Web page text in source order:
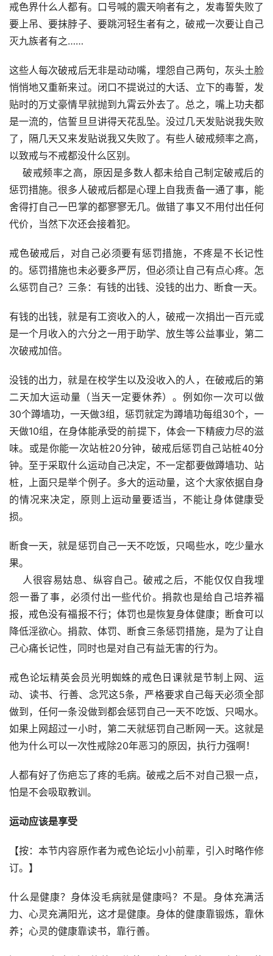
戒色界什么人都有。口号喊的震天响者有之，发毒誓失败了
要上吊、要抹脖子、要跳河轻生者有之，破戒一次要让自己
灭九族者有之……
这些人每次破戒后无非是动动嘴，埋怨自己两句，灰头土脸
悄悄地又重新来过。闭口不提说过的大话、立下的毒誓，发
贴时的万丈豪情早就抛到九霄云外去了。总之，嘴上功夫都
是一流的，信誓旦旦讲得天花乱坠。没过几天发贴说我失败
了，隔几天又来发贴说我又失败了。有些人破戒频率之高，
以致戒与不戒都没什么区别。
破戒频率之高，原因是多数人都未给自己制定破戒后的
惩罚措施。很多人破戒后都是心理上自我责备一通了事，能
舍得打自己一巴掌的都寥寥无几。做错了事又不用付出任何
代价，当然下次还会接着犯。
戒色破戒后，对自己必须要有惩罚措施，不疼是不长记性
的。惩罚措施也未必要多严厉，但必须让自己有点心疼。怎
么惩罚自己？三条：有钱的出钱、没钱的出力、断食一天。
有钱的出钱，就是有工资收入的人，破戒一次捐出一百元或
是一个月收入的六分之一用于助学、放生等公益事业，第二
次破戒加倍。
没钱的出力，就是在校学生以及没收入的人，在破戒后的第
二天加大运动量（当天一定要休养）。例如你一次可以做
30个蹲墙功，一天做3组，惩罚就定为蹲墙功每组30个，一
天做10组，在身体能承受的前提下，体会一下精疲力尽的滋
味。或是你能一次站桩20分钟，破戒后惩罚自己站桩40分
钟。至于采取什么运动自己决定，不一定都要做蹲墙功、站
桩，上面只是举个例子。多大的运动量，这个大家依据自身
的情况来决定，原则上运动量要适当，不能让身体健康受
损。
断食一天，就是惩罚自己一天不吃饭，只喝些水，吃少量水
果。
人很容易姑息、纵容自己。破戒之后，不能仅仅自我埋
怨一番了事，必须付出一些代价。捐款也是给自己培养福
报，戒色没有福报不行；体罚也是恢复身体健康；断食可以
降低淫欲心。捐款、体罚、断食三条惩罚措施，是为了让自
己心痛长记性，同时也是对自己有益无害的行为。
戒色论坛精英会员光明蜘蛛的戒色日课就是节制上网、运
动、读书、行善、念咒这5条，严格要求自己每天必须全部
做到，任何一条没做到都会惩罚自己一天不吃饭、只喝水。
如果上网超过一小时，第二天就惩罚自己断网一天。这就是
他为什么可以一次性戒除20年恶习的原因，执行力强啊！
人都有好了伤疤忘了疼的毛病。破戒之后不对自己狠一点，
怕是不会吸取教训。
运动应该是享受
【按：本节内容原作者为戒色论坛小小前辈，引入时略作修
订。】
什么是健康？身体没毛病就是健康吗？不是。身体充满活
力、心灵充满阳光，这才是健康。身体的健康靠锻炼，靠休
养；心灵的健康靠读书，靠行善。